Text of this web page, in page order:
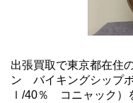
出張買取で東京都在住
ン バイキングシッ
ｌ/40％ コニャック）